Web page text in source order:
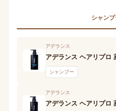
シャン
アデランス
シャンプー
アデランス